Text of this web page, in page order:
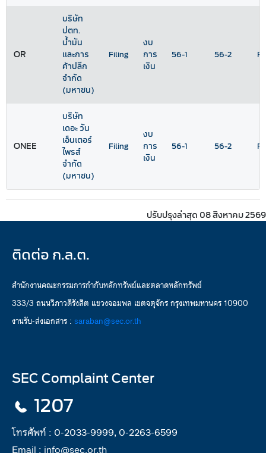
OR
บริษัท
ปตท.
น้ำมัน
และการ
ค้าปลีก
จำกัด
(มหาชน)
Filing
งบ
การ
เงิน
56-1 56-2
ONEE
บริษัท
เดอะ วัน
เอ็นเตอร์
ไพรส์
จำกัด
(มหาชน)
Filing
งบ
การ
เงิน
56-1 56-2
ปรับปรุงล่าสุด 08 สิงหาคม 2569
ติดต่อ ก.ล.ต.
สำนักงานคณะกรรมการกำกับหลักทรัพย์และตลาดหลักทรัพย์
333/3 ถนนวิภาวดีรังสิต แขวงจอมพล เขตจตุจักร กรุงเทพมหานคร 10900
งานรับ-ส่งเอกสาร : saraban@sec.or.th
SEC Complaint Center
1207
โทรศัพท์ : 0-2033-9999, 0-2263-6599
Email : info@sec.or.th